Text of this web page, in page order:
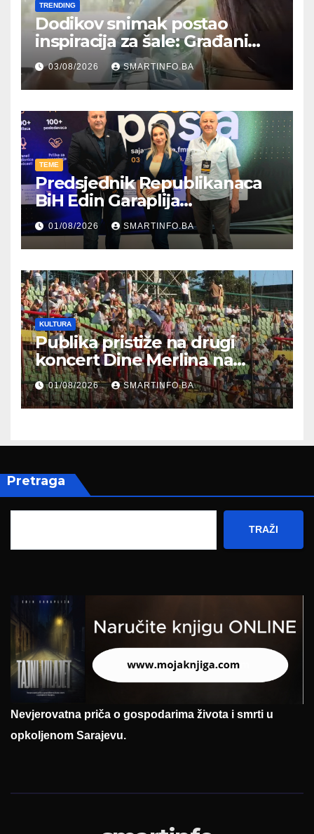
TRENDING
Dodikov snimak postao
inspiracija za šale: Građani
kroz parodiju poslali poruku
03/08/2026 SMARTINFO.BA
TEME
Predsjednik Republikanaca
BiH Edin Garaplija
prisustvovao prezentaciji
Federalnog sajma
zapošljavanja
01/08/2026 SMARTINFO.BA
KULTURA
Publika pristiže na drugi
koncert Dine Merlina na
Koševu
01/08/2026 SMARTINFO.BA
Pretraga
TRAŽI
Nevjerovatna priča o gospodarima života i smrti u
opkoljenom Sarajevu.